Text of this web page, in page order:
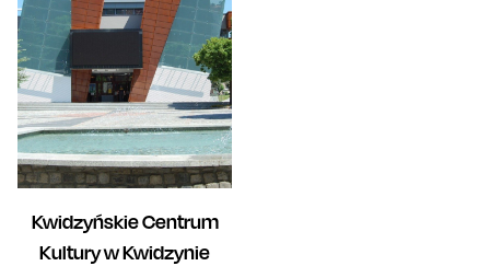
Kwidzyńskie Centrum
Kultury w Kwidzynie